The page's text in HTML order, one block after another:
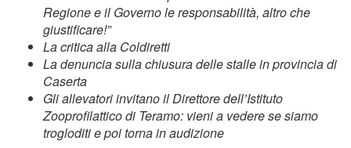
Regione e il Governo le responsabilità, altro che
giustificare!”
La critica alla Coldiretti
La denuncia sulla chiusura delle stalle in provincia di
Caserta
Gli allevatori invitano il Direttore dell’Istituto
Zooprofilattico di Teramo: vieni a vedere se siamo
trogloditi e poi torna in audizione